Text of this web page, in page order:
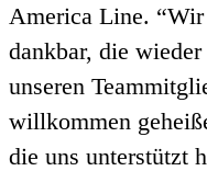
America Line. “Wir
dankbar, die
unseren
willkommen
die uns unterstützt